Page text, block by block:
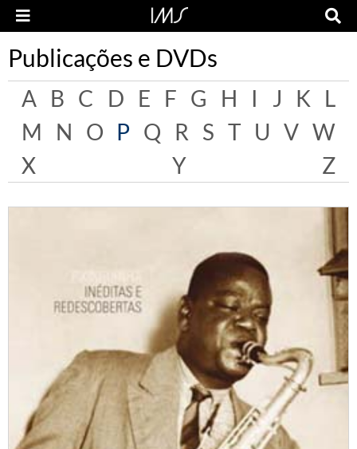
Publicações e DVDs
A B C D E F G H I J K L
M
N O P Q R S T U V W
X
Y Z